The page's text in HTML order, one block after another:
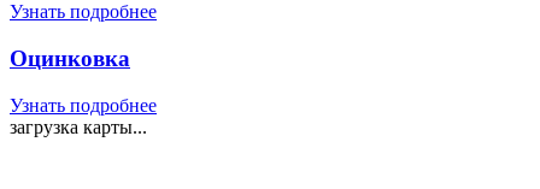
Узнать подробнее
Оцинковка
Узнать подробнее
загрузка карты...